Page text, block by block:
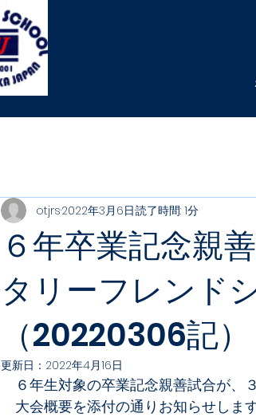
６年卒業記念親
タリーフレンド
（20220306記）
otjrs2022年3月6日読了時間: 1分
更新日： 2022年4月16日
６年生対象の卒業記念親善試合が、
大会概要を添付の通りお知らせしま